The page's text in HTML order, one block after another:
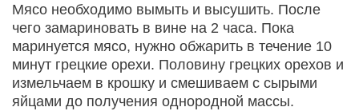
Мясо необходимо вымыть и высушить. После
чего замариновать в вине на 2 часа. Пока
маринуется мясо, нужно обжарить в течение 10
минут грецкие орехи. Половину грецких орехов и
измельчаем в крошку и смешиваем с сырыми
яйцами до получения однородной массы.